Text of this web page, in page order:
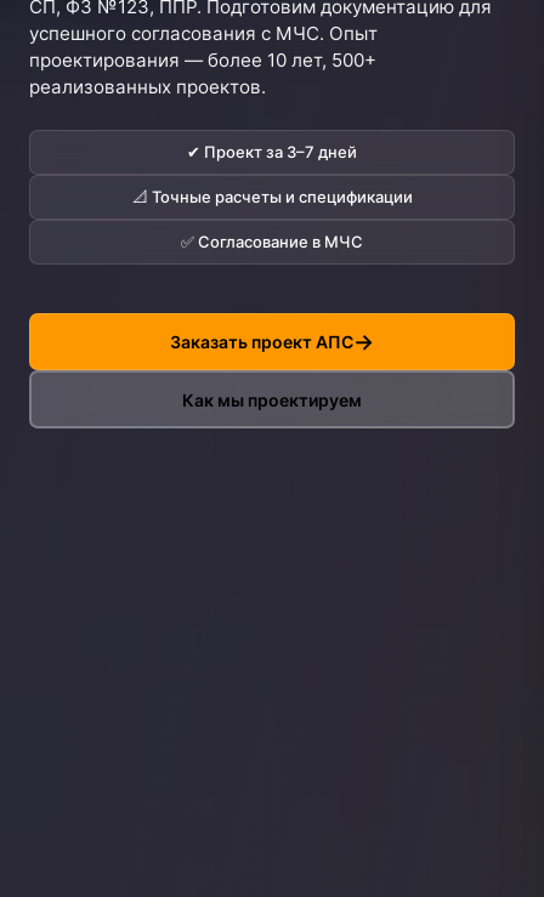
СП, ФЗ №123, ППР. Подготовим документацию для
успешного согласования с МЧС. Опыт
проектирования — более 10 лет, 500+
реализованных проектов.
✔ Проект за 3–7 дней
📐 Точные расчеты и спецификации
✅ Согласование в МЧС
Заказать проект АПС
Как мы проектируем